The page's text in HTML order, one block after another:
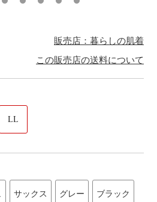
販売店：暮らしの肌着
この販売店の送料について
LL
サックス グレー ブラック